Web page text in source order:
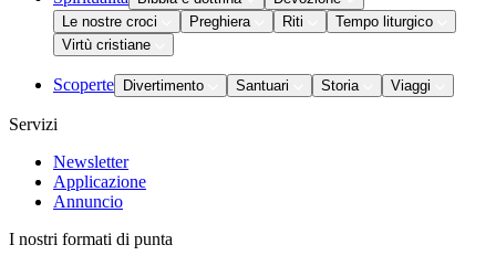
Le nostre croci
Preghiera Riti
Tempo liturgico
Virtù cristiane
Scoperte Divertimento Santuari Storia Viaggi
Servizi
Newsletter
Applicazione
Annuncio
I nostri formati di punta